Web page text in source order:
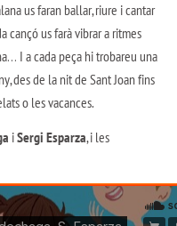
us faran ballar, riure i cantar
cançó us farà vibrar a ritmes
I a cada peça hi trobareu una
des de la nit de Sant Joan fins
o les vacances.
iSergi Esparza, i les